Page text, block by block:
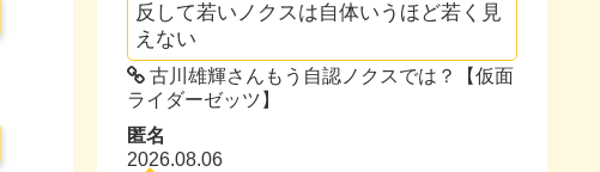
反して若いノクスは自体いうほど若く見
えない
古川雄輝さんもう自認ノクスでは？【仮面
ライダーゼッツ】
匿名
2026.08.06